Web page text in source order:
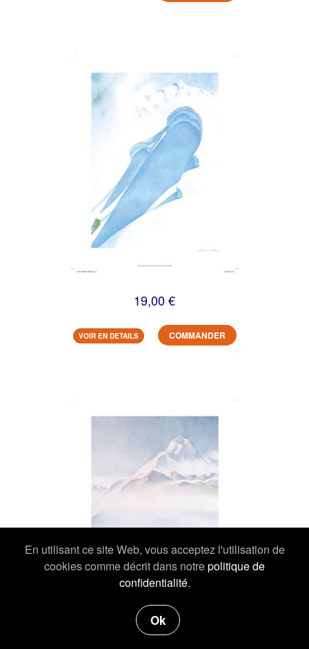
En utilisant ce site Web, vous acceptez l'utilisation de
cookies comme décrit dans notrepolitique de
confidentialité.
Ok
19,00 €
VOIR EN DETAILS COMMANDER